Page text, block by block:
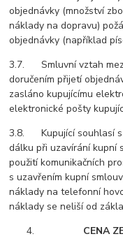
objednávky (množství
náklady na dopravu)
objednávky (například
3.7. Smluvní vztah
doručením přijetí
zasláno kupujícímu
elektronické pošty
3.8. Kupující souhlasí s
dálku při uzavírání kupní
použití komunikačních
s uzavřením kupní
náklady na telefonní
náklady se neliší od
CENA